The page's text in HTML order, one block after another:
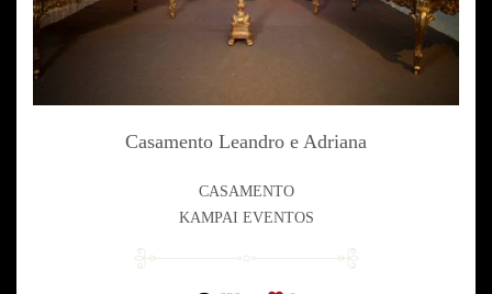
Casamento Leandro e Adriana
CASAMENTO
KAMPAI EVENTOS